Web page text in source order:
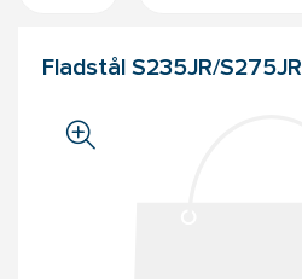
Fladstål S235JR/S275JR